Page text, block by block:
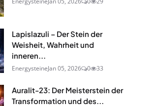
Lapislazuli – Der Stein der
Weisheit, Wahrheit und
inneren...
EnergysteineJan 05, 2026 0 33
Auralit-23: Der Meisterstein der
Transformation und des...